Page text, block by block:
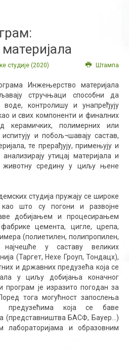
студије (2020) Штампа
Инжењерство материјала
стручњаци способни да
контролишу и унапређују
и свих компоненти и финалних
керамичких, полимерних или
и побољ¬шавају састав,
те прерађују, примењују и
утицај материјала и
средину у циљу њене
студија пружају се широке
као што су погони и развојне
добијањем и процесирањем
цемента, цигле, црепа,
(полиетилен, полипропилен,
у саставу великих
(Таргет, Неxе Гроуп, Тондацх),
и државних предузећа која се
у циљу добијања коначног
програм је изразито погодан за
тога могућност запослења
предузећима која се баве
(представништва БАСФ, Баyер...)
лабораторијама и образовним